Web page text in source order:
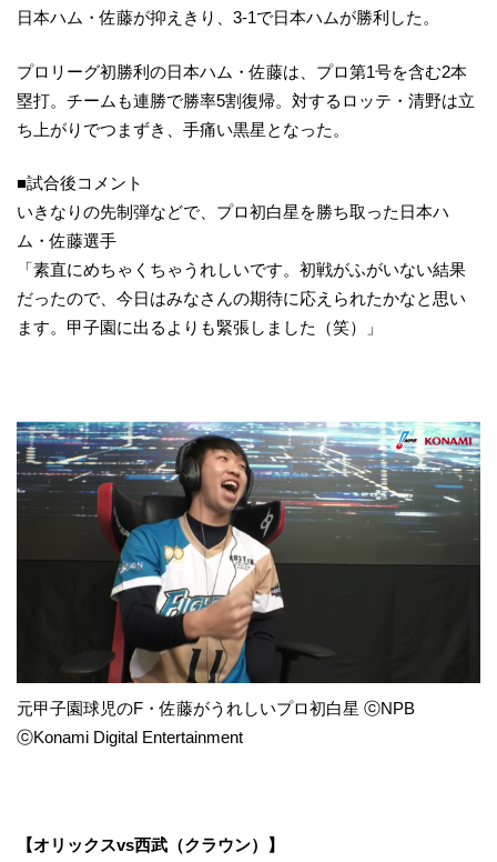
日本ハム・佐藤が抑えきり、3-1で日本ハムが勝利した。
プロリーグ初勝利の日本ハム・佐藤は、プロ第1号を含む2本
塁打。チームも連勝で勝率5割復帰。対するロッテ・清野は立
ち上がりでつまずき、手痛い黒星となった。
■試合後コメント
いきなりの先制弾などで、プロ初白星を勝ち取った日本ハ
ム・佐藤選手
「素直にめちゃくちゃうれしいです。初戦がふがいない結果
だったので、今日はみなさんの期待に応えられたかなと思い
ます。甲子園に出るよりも緊張しました（笑）」
元甲子園球児のF・佐藤がうれしいプロ初白星 ⓒNPB
ⓒKonami Digital Entertainment
【オリックスvs西武（クラウン）】